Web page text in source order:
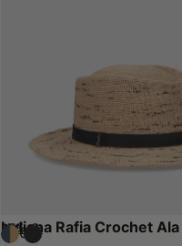
Indiana Rafia Crochet
175 €
250 €